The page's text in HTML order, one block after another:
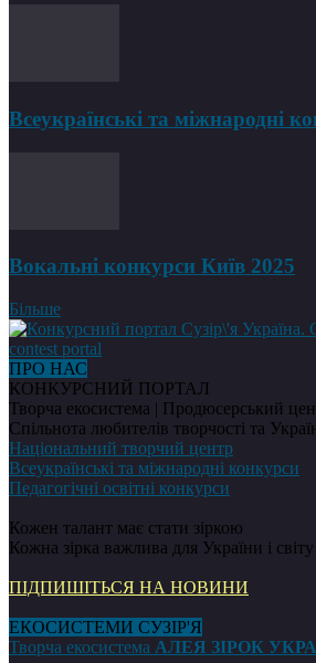
Всеукраїнські та міжнародні
Вокальні конкурси Київ 2025
Більше
ПРО НАС
КОНКУРСНИЙ ПОРТАЛ
Творча екосистема | Продюсерський
Спільнота любителів творчості та
Національний творчий центр
Всеукраїнські та міжнародні конкурси
Педагогічні освітні конкурси
Кожен талант має стати зіркою
Кожна зірка важлива для України і світу
ПІДПИШІТЬСЯ НА НОВИНИ
ЕКОСИСТЕМИ СУЗІР'Я
Творча екосистема АЛЕЯ ЗІРОК